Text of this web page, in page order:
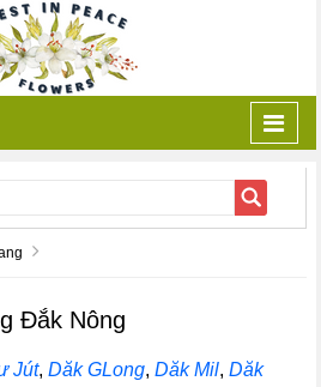
Đắk Nông
Jút,Dăk GLong,Dăk Mil,Dăk